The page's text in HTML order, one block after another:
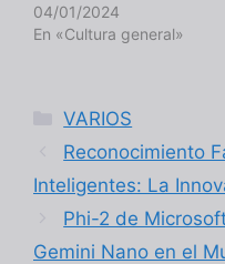
04/01/2024
En «Cultura general»
Categorías
VARIOS
Reconocimiento
Inteligentes: La
Phi-2 de
Gemini Nano en el